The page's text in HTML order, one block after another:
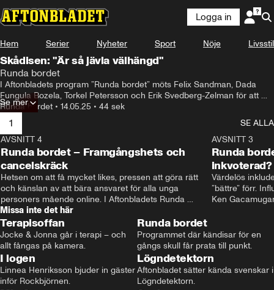
Logga in
Hem Serier Nyheter Sport Nöje Livsstil
Skådisen: "Är så jävla välhängd"
Runda bordet
I Aftonbladets program ”Runda bordet” möts Felix Sandman, Dada
Fungula Bozela, Torkel Petersson och Erik Svedberg-Zelman för att
diskutera livet som skådespelare.
Runda bordet • 14.05.25 • 44 sek
Se mer
1
SE ALLA
AVSNITT 4
Runda bordet – Framgångshets och
cancelskräck
Hetsen om att få mycket likes, pressen att göra rätt
och känslan av att bära ansvaret för alla unga
personers mående online. I Aftonbladets Runda
bordet möts kreatörerna Ida Asperud, Martin
Skålander och Christian Skogsgårdh i ett samtal om
influencerbranschen.
AVSNITT 3
Runda
inkvoterad?
Värdelös
”bättre” förr.
Ken
Missa inte det här
Terapisoffan
Jocke & Jonna går i terapi – och
allt fångas på kamera.
Runda bordet
Programmet där kändisar för en
gångs skull får prata till punkt.
I logen
Linnea Henriksson bjuder in gäster
inför Rockbjörnen.
Lögndetektorn
Aftonbladet sätter kända svenskar i
Lögndetektorn.